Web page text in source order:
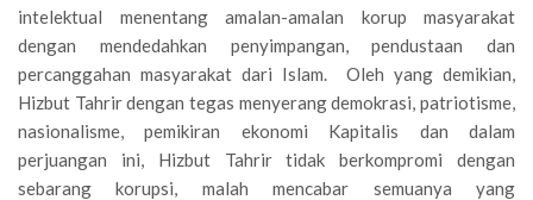
intelektual menentang amalan-amalan korup masyarakat
dengan mendedahkan penyimpangan, pendustaan dan
percanggahan masyarakat dari Islam. Oleh yang demikian,
Hizbut Tahrir dengan tegas menyerang demokrasi, patriotisme,
nasionalisme, pemikiran ekonomi Kapitalis dan dalam
perjuangan ini, Hizbut Tahrir tidak berkompromi dengan
sebarang korupsi, malah mencabar semuanya yang